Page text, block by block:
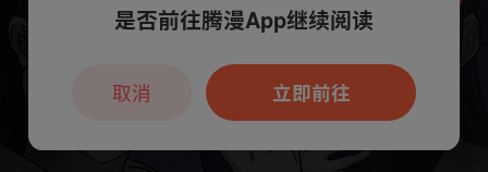
本章节仅支持App阅读，可打开App新用
户7天免费看
是否前往腾漫App继续阅读
立即前往
取消